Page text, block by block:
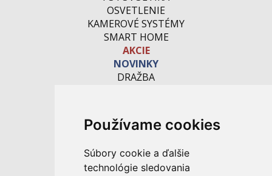
Používame cookies
Súbory cookie a ďalšie
technológie sledovania
OSVETLENIE
KAMEROVÉ SYSTÉMY
SMART HOME
AKCIE
NOVINKY
DRAŽBA
M. Rázusa 4795/34
955 01 Topoľčany
Slovenská republika